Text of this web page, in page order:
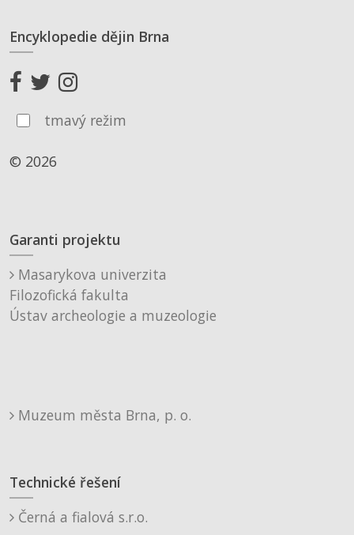
Encyklopedie dějin Brna
tmavý režim
© 2026
Garanti projektu
Masarykova univerzita
Filozofická fakulta
Ústav archeologie a muzeologie
Muzeum města Brna, p. o.
Technické řešení
Černá a fialová s.r.o.